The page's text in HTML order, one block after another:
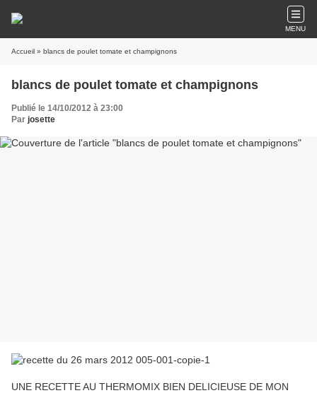
MENU
Accueil » blancs de poulet tomate et champignons
blancs de poulet tomate et champignons
Publié le 14/10/2012 à 23:00
Par josette
UNE RECETTE AU THERMOMIX BIEN DELICIEUSE DE MON